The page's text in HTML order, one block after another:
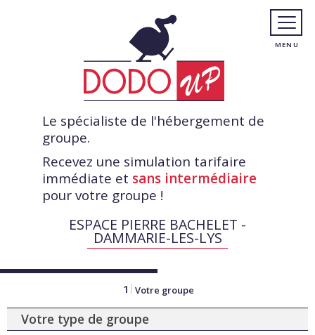
Le spécialiste de l'hébergement de
groupe.
Recevez une simulation tarifaire
immédiate et sans intermédiaire
pour votre groupe !
ESPACE PIERRE BACHELET -
DAMMARIE-LES-LYS
1 Votre groupe
Votre type de groupe